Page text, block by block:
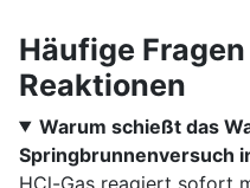
Häufige
Reaktionen
Warum schießt das
Springbrunnenversuch
HCl-Gas reagiert sofort